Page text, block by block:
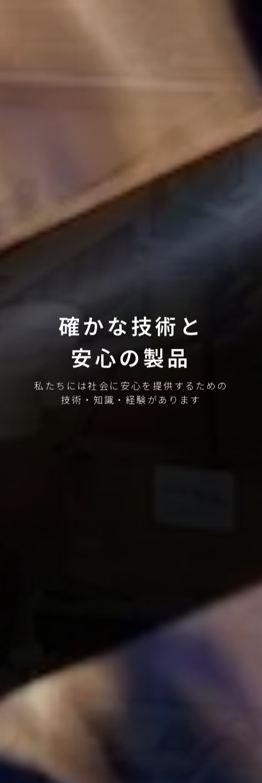
確かな技術と
安心の製品
私たちには社会に安心を提供するための
技術・知識・経験があります